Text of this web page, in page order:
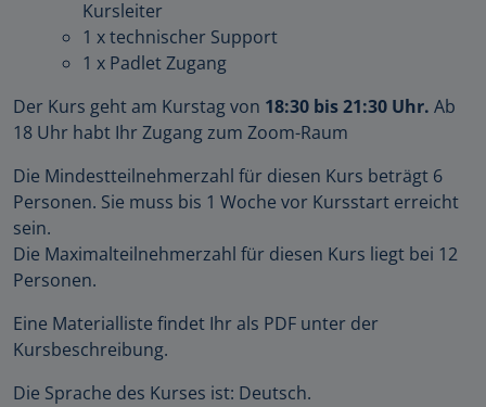
Kursleiter
1 x technischer Support
1 x Padlet Zugang
Der Kurs geht am Kurstag von 18:30 bis 21:30 Uhr. Ab
18 Uhr habt Ihr Zugang zum Zoom-Raum
Die Mindestteilnehmerzahl für diesen Kurs beträgt 6
Personen. Sie muss bis 1 Woche vor Kursstart erreicht
sein.
Die Maximalteilnehmerzahl für diesen Kurs liegt bei 12
Personen.
Eine Materialliste findet Ihr als PDF unter der
Kursbeschreibung.
Die Sprache des Kurses ist: Deutsch.